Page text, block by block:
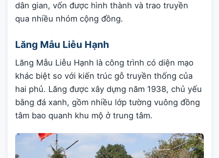
dân gian, vốn được hình thành và trao truyền
qua nhiều nhóm cộng đồng.
Lăng Mẫu Liễu Hạnh
Lăng Mẫu Liễu Hạnh là công trình có diện mạo
khác biệt so với kiến trúc gỗ truyền thống của
hai phủ. Lăng được xây dựng năm 1938, chủ yếu
bằng đá xanh, gồm nhiều lớp tường vuông đồng
tâm bao quanh khu mộ ở trung tâm.